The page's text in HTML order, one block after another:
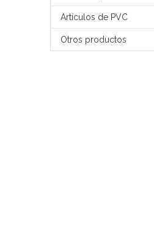
Artículos de PVC
Otros productos